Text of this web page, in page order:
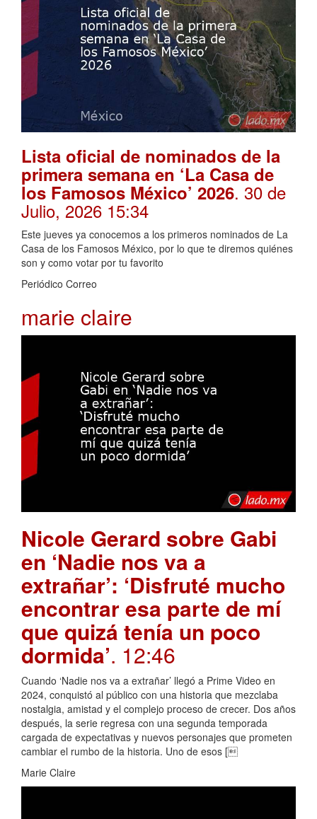
Lista oficial de nominados de la
primera semana en ‘La Casa de
los Famosos México’ 2026. 30 de
Julio, 2026 15:34
Este jueves ya conocemos a los primeros nominados de La
Casa de los Famosos México, por lo que te diremos quiénes
son y como votar por tu favorito
Periódico Correo
marie claire
Nicole Gerard sobre Gabi
en ‘Nadie nos va a
extrañar’: ‘Disfruté mucho
encontrar esa parte de mí
que quizá tenía un poco
dormida’. 12:46
Cuando ‘Nadie nos va a extrañar’ llegó a Prime Video en
2024, conquistó al público con una historia que mezclaba
nostalgia, amistad y el complejo proceso de crecer. Dos años
después, la serie regresa con una segunda temporada
cargada de expectativas y nuevos personajes que prometen
cambiar el rumbo de la historia. Uno de esos [
Marie Claire